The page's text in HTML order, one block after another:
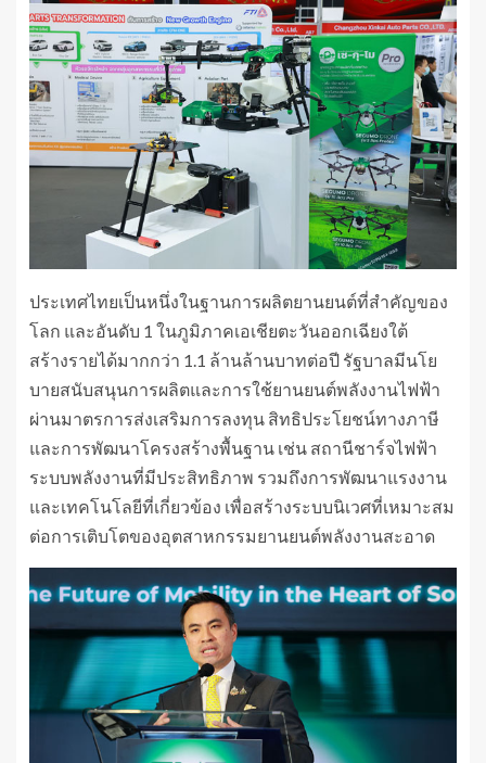
ประเทศไทยเป็นหนึ่งในฐานการผลิตยานยนต์ที่สำคัญของ
โลก และอันดับ 1 ในภูมิภาคเอเชียตะวันออกเฉียงใต้
สร้างรายได้มากกว่า 1.1 ล้านล้านบาทต่อปี รัฐบาลมีนโย
บายสนับสนุนการผลิตและการใช้ยานยนต์พลังงานไฟฟ้า
ผ่านมาตรการส่งเสริมการลงทุน สิทธิประโยชน์ทางภาษี
และการพัฒนาโครงสร้างพื้นฐาน เช่น สถานีชาร์จไฟฟ้า
ระบบพลังงานที่มีประสิทธิภาพ รวมถึงการพัฒนาแรงงาน
และเทคโนโลยีที่เกี่ยวข้อง เพื่อสร้างระบบนิเวศที่เหมาะสม
ต่อการเติบโตของอุตสาหกรรมยานยนต์พลังงานสะอาด